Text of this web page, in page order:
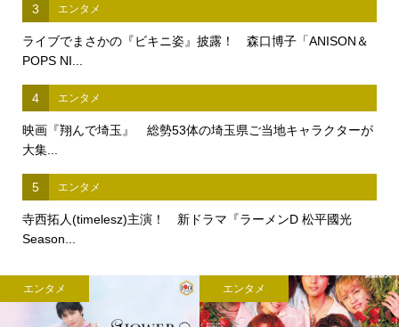
3 エンタメ
ライブでまさかの『ビキニ姿』披露！ 森口博子「ANISON＆
POPS NI...
4 エンタメ
映画『翔んで埼玉』 総勢53体の埼玉県ご当地キャラクターが
大集...
5 エンタメ
寺西拓人(timelesz)主演！ 新ドラマ『ラーメンD 松平國光
Season...
エンタメ エンタメ